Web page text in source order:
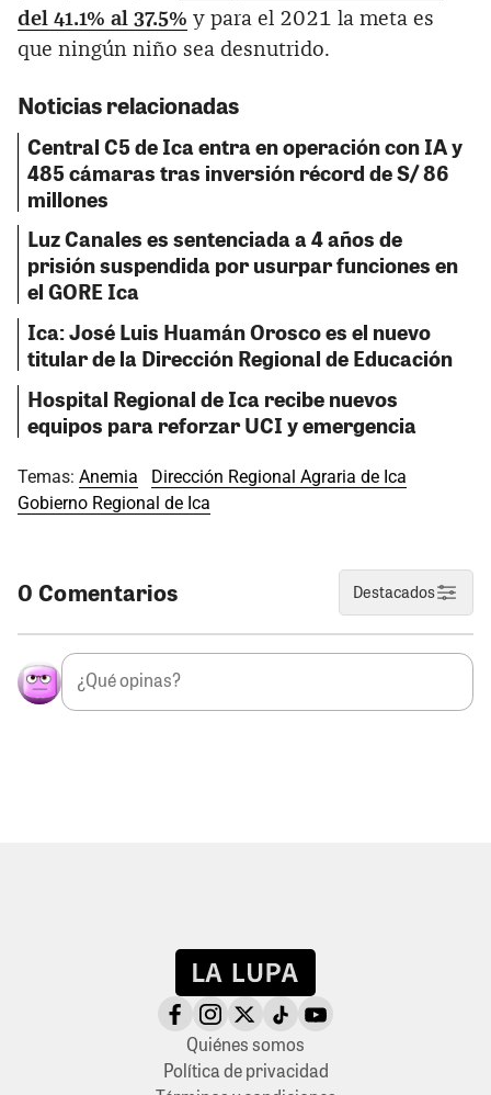
del 41.1% al 37.5% y para el 2021 la meta es
que ningún niño sea desnutrido.
Noticias relacionadas
Central C5 de Ica entra en operación con IA y
485 cámaras tras inversión récord de S/ 86
millones
Luz Canales es sentenciada a 4 años de
prisión suspendida por usurpar funciones en
el GORE Ica
Ica: José Luis Huamán Orosco es el nuevo
titular de la Dirección Regional de Educación
Hospital Regional de Ica recibe nuevos
equipos para reforzar UCI y emergencia
Temas: Anemia
Dirección Regional Agraria de Ica
Gobierno Regional de Ica
0 Comentarios Destacados
Quiénes somos
Política de privacidad